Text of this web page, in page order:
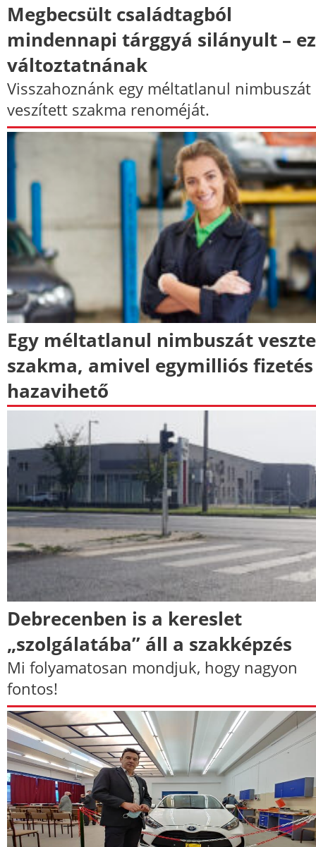
Megbecsült családtagból
mindennapi tárggyá silányult –
változtatnának
Visszahoznánk egy méltatlanul nimbuszát
veszített szakma renoméját.
Egy méltatlanul nimbuszát
szakma, amivel egymilliós
hazavihető
Debrecenben is a kereslet
„szolgálatába” áll a szakképzés
Mi folyamatosan mondjuk, hogy nagyon
fontos!